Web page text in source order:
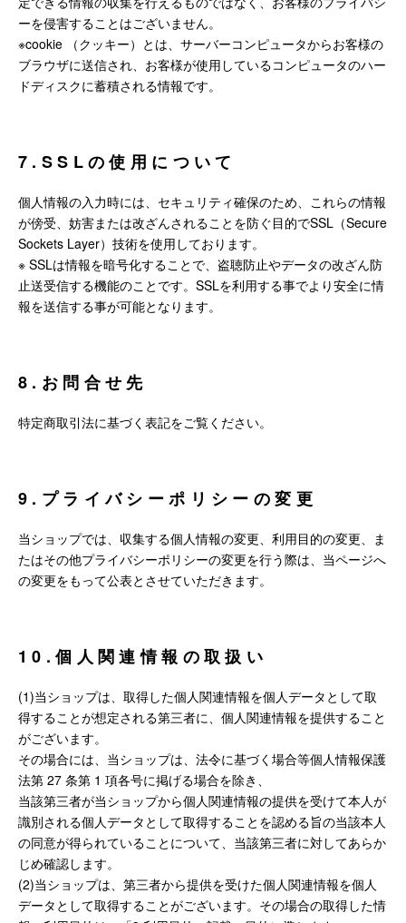
ーを侵害することはございません。
※cookie （クッキー）とは、サーバーコンピュータからお客様の
ブラウザに送信され、お客様が使用しているコンピュータのハー
ドディスクに蓄積される情報です。
7.SSLの使用について
個人情報の入力時には、セキュリティ確保のため、これらの情報
が傍受、妨害または改ざんされることを防ぐ目的でSSL（Secure
Sockets Layer）技術を使用しております。
※ SSLは情報を暗号化することで、盗聴防止やデータの改ざん防
止送受信する機能のことです。SSLを利用する事でより安全に情
報を送信する事が可能となります。
8.お問合せ先
特定商取引法に基づく表記をご覧ください。
9.プライバシーポリシーの変更
当ショップでは、収集する個人情報の変更、利用目的の変更、ま
たはその他プライバシーポリシーの変更を行う際は、当ページへ
の変更をもって公表とさせていただきます。
10.個人関連情報の取扱い
(1)当ショップは、取得した個人関連情報を個人データとして取
得することが想定される第三者に、個人関連情報を提供すること
がございます。
その場合には、当ショップは、法令に基づく場合等個人情報保護
法第 27 条第 1 項各号に掲げる場合を除き、
当該第三者が当ショップから個人関連情報の提供を受けて本人が
識別される個人データとして取得することを認める旨の当該本人
の同意が得られていることについて、当該第三者に対してあらか
じめ確認します。
(2)当ショップは、第三者から提供を受けた個人関連情報を個人
データとして取得することがございます。その場合の取得した情